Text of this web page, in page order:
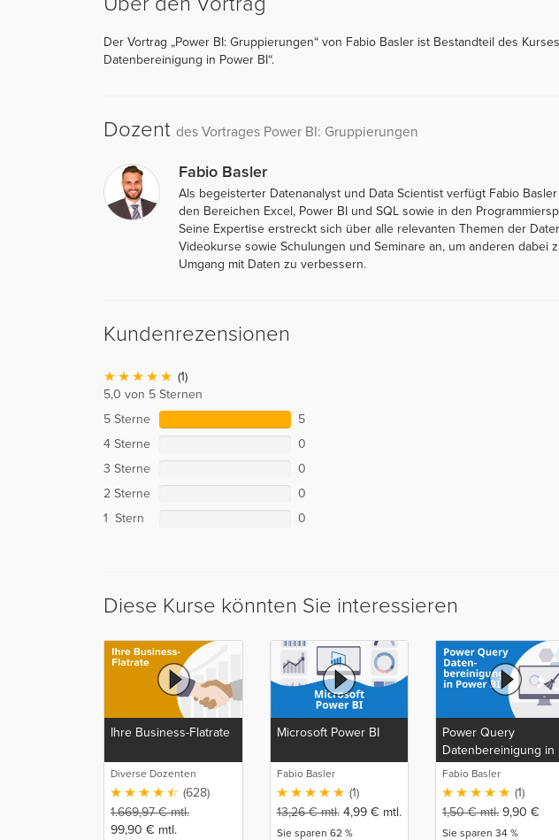
Der Vortrag „Power BI: Gruppierungen“ von Fabio Basler ist Bestandteil des
Datenbereinigung in Power BI“.
Dozent des Vortrages Power BI: Gruppierungen
Fabio Basler
Als begeisterter Datenanalyst und Data Scientist verfügt Fabio
den Bereichen Excel, Power BI und SQL sowie in den
Seine Expertise erstreckt sich über alle relevanten Themen der
Videokurse sowie Schulungen und Seminare an, um anderen dabei
Umgang mit Daten zu verbessern.
Kundenrezensionen
(1)
5,0 von 5 Sternen
5 Sterne
5
4 Sterne
0
3 Sterne
0
2 Sterne
0
1 Stern
0
Diese Kurse könnten Sie interessieren
Ihre Business-Flatrate
Diverse Dozenten
(628)
1.669,97€mtl.
99,90 € mtl.
Microsoft Power BI
Fabio Basler
(1)
13,26€mtl. 4,99 € mtl.
Sie sparen 62 %
Power Query
Datenbereinigung in
Power BI
Fabio Basler
(1)
1,50€mtl. 9,90 €
Sie sparen 34 %